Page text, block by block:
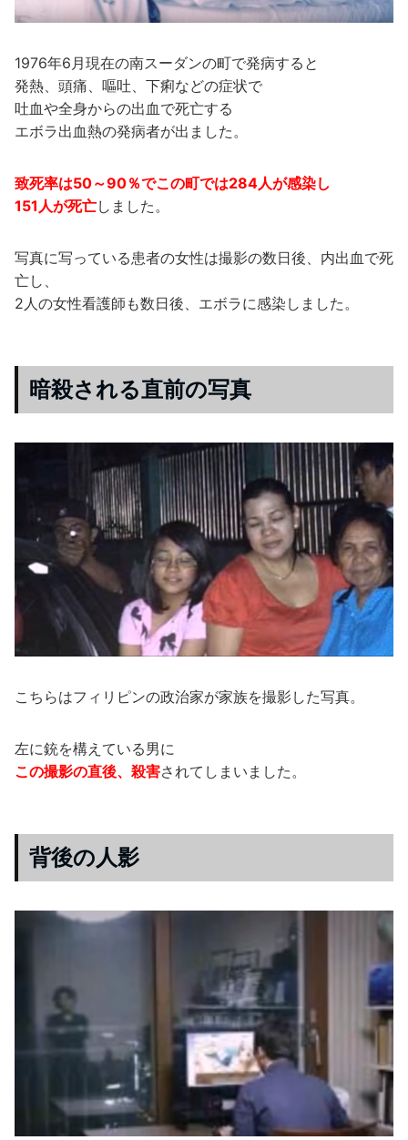
1976年6月現在の南スーダンの町で発病すると
発熱、頭痛、嘔吐、下痢などの症状で
吐血や全身からの出血で死亡する
エボラ出血熱の発病者が出ました。
致死率は50～90％でこの町では284人が感染し
151人が死亡しました。
写真に写っている患者の女性は撮影の数日後、内出血で死
亡し、
2人の女性看護師も数日後、エボラに感染しました。
暗殺される直前の写真
こちらはフィリピンの政治家が家族を撮影した写真。
左に銃を構えている男に
この撮影の直後、殺害されてしまいました。
背後の人影